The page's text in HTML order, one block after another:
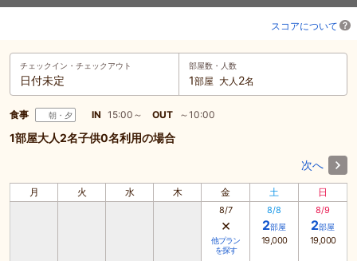
スコアについて
チェックイン・ チェックアウト
日付未定
部屋数・人数
1部屋 大人 2名
食事 朝・夕 IN 15:00～ OUT ～10:00
1部屋大人2名子供0名利用の場合
次へ
月 火 水 木 金 土 日
8/7
×
他プラン
を探す
8/8
2部屋
19,000
8/9
2部屋
19,000